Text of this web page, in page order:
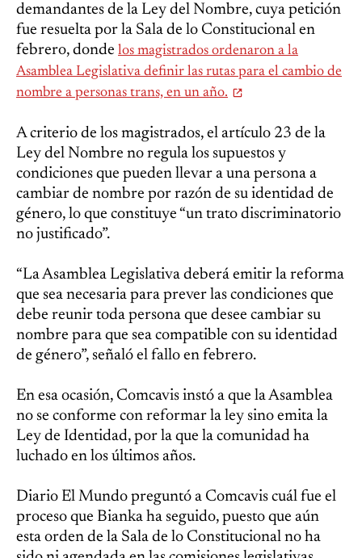
demandantes de la Ley del Nombre, cuya petición
fue resuelta por la Sala de lo Constitucional en
febrero, donde los magistrados ordenaron a la
Asamblea Legislativa definir las rutas para el cambio de
nombre a personas trans, en un año.
A criterio de los magistrados, el artículo 23 de la
Ley del Nombre no regula los supuestos y
condiciones que pueden llevar a una persona a
cambiar de nombre por razón de su identidad de
género, lo que constituye “un trato discriminatorio
no justificado”.
“La Asamblea Legislativa deberá emitir la reforma
que sea necesaria para prever las condiciones que
debe reunir toda persona que desee cambiar su
nombre para que sea compatible con su identidad
de género”, señaló el fallo en febrero.
En esa ocasión, Comcavis instó a que la Asamblea
no se conforme con reformar la ley sino emita la
Ley de Identidad, por la que la comunidad ha
luchado en los últimos años.
Diario El Mundo preguntó a Comcavis cuál fue el
proceso que Bianka ha seguido, puesto que aún
esta orden de la Sala de lo Constitucional no ha